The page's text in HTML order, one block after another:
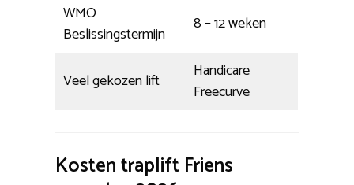
WMO
Beslissingstermijn
8 – 12 weken
Veel gekozen lift
Handicare
Freecurve
Kosten traplift Friens